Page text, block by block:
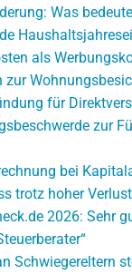
Was
als
zur
für
zur
bei
trotz hoher
2026: Sehr
Schwiegereltern